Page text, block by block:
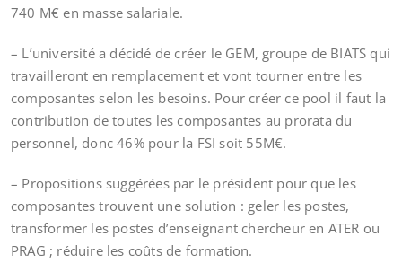
740 M€ en masse salariale.
– L’université a décidé de créer le GEM, groupe de BIATS qui
travailleront en remplacement et vont tourner entre les
composantes selon les besoins. Pour créer ce pool il faut la
contribution de toutes les composantes au prorata du
personnel, donc 46% pour la FSI soit 55M€.
– Propositions suggérées par le président pour que les
composantes trouvent une solution : geler les postes,
transformer les postes d’enseignant chercheur en ATER ou
PRAG ; réduire les coûts de formation.